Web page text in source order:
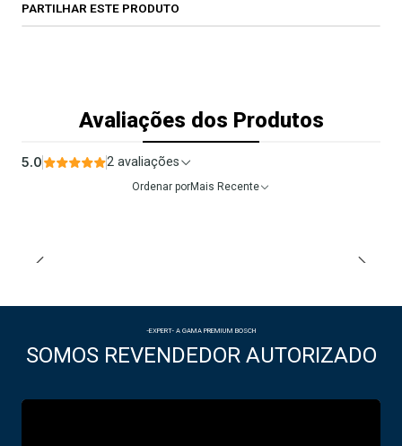
PARTILHAR ESTE PRODUTO
Avaliações dos Produtos
5.0 2 avaliações
Ordenar porMais Recente
-EXPERT- A GAMA PREMIUM BOSCH
SOMOS REVENDEDOR AUTORIZADO